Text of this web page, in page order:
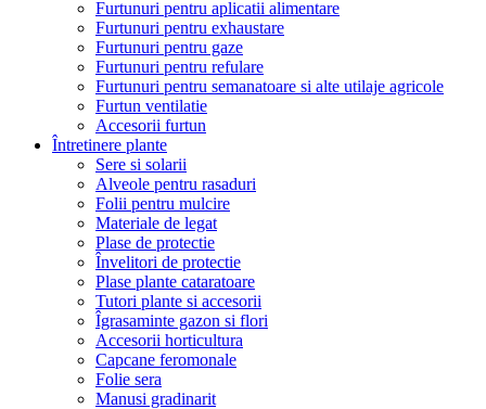
Furtunuri pentru aplicatii alimentare
Furtunuri pentru exhaustare
Furtunuri pentru gaze
Furtunuri pentru refulare
Furtunuri pentru semanatoare si alte utilaje agricole
Furtun ventilatie
Accesorii furtun
Întretinere plante
Sere si solarii
Alveole pentru rasaduri
Folii pentru mulcire
Materiale de legat
Plase de protectie
Învelitori de protectie
Plase plante cataratoare
Tutori plante si accesorii
Îgrasaminte gazon si flori
Accesorii horticultura
Capcane feromonale
Folie sera
Manusi gradinarit